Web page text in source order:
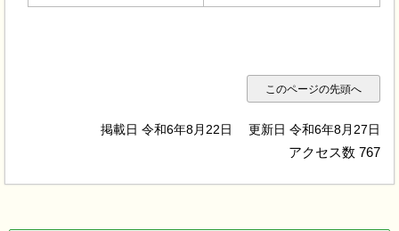
このページの先頭へ
掲載日 令和6年8月22日 更新日 令和6年8月27日
アクセス数 767